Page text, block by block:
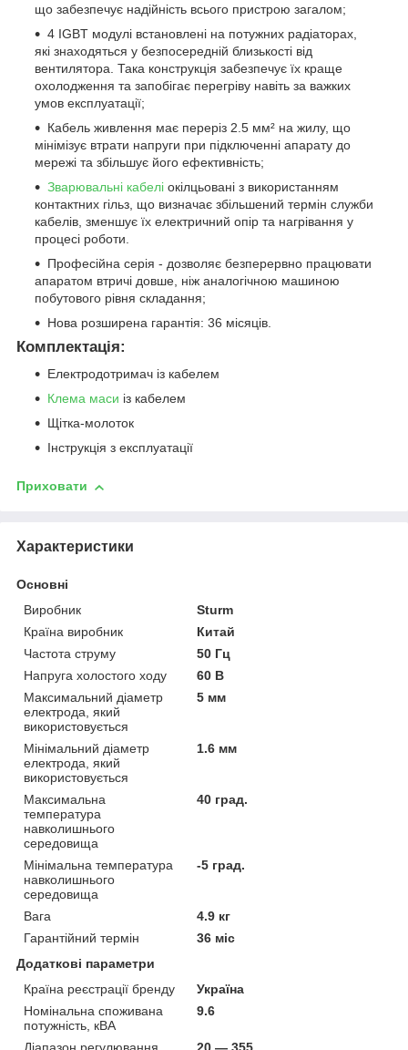
що забезпечує надійність всього пристрою загалом;
4 IGBT модулі встановлені на потужних радіаторах,
які знаходяться у безпосередній близькості від
вентилятора. Така конструкція забезпечує їх краще
охолодження та запобігає перегріву навіть за важких
умов експлуатації;
Кабель живлення має переріз 2.5 мм² на жилу, що
мінімізує втрати напруги при підключенні апарату до
мережі та збільшує його ефективність;
Зварювальні кабелі окілцьовані з використанням
контактних гільз, що визначає збільшений термін служби
кабелів, зменшує їх електричний опір та нагрівання у
процесі роботи.
Професійна серія - дозволяє безперервно працювати
апаратом втричі довше, ніж аналогічною машиною
побутового рівня складання;
Нова розширена гарантія: 36 місяців.
Комплектація:
Електродотримач із кабелем
Клема маси із кабелем
Щітка-молоток
Інструкція з експлуатації
Приховати
Характеристики
Основні
Виробник
Sturm
Країна виробник
Китай
Частота струму
50 Гц
Напруга холостого ходу
60 В
Максимальний діаметр
електрода, який
використовується
5 мм
Мінімальний діаметр
електрода, який
використовується
1.6 мм
Максимальна
температура
навколишнього
середовища
40 град.
Мінімальна температура
навколишнього
середовища
-5 град.
Вага
4.9 кг
Гарантійний термін
36 міс
Додаткові параметри
Країна реєстрації бренду
Україна
Номінальна споживана
потужність, кВА
9.6
Діапазон регулювання 20 — 355